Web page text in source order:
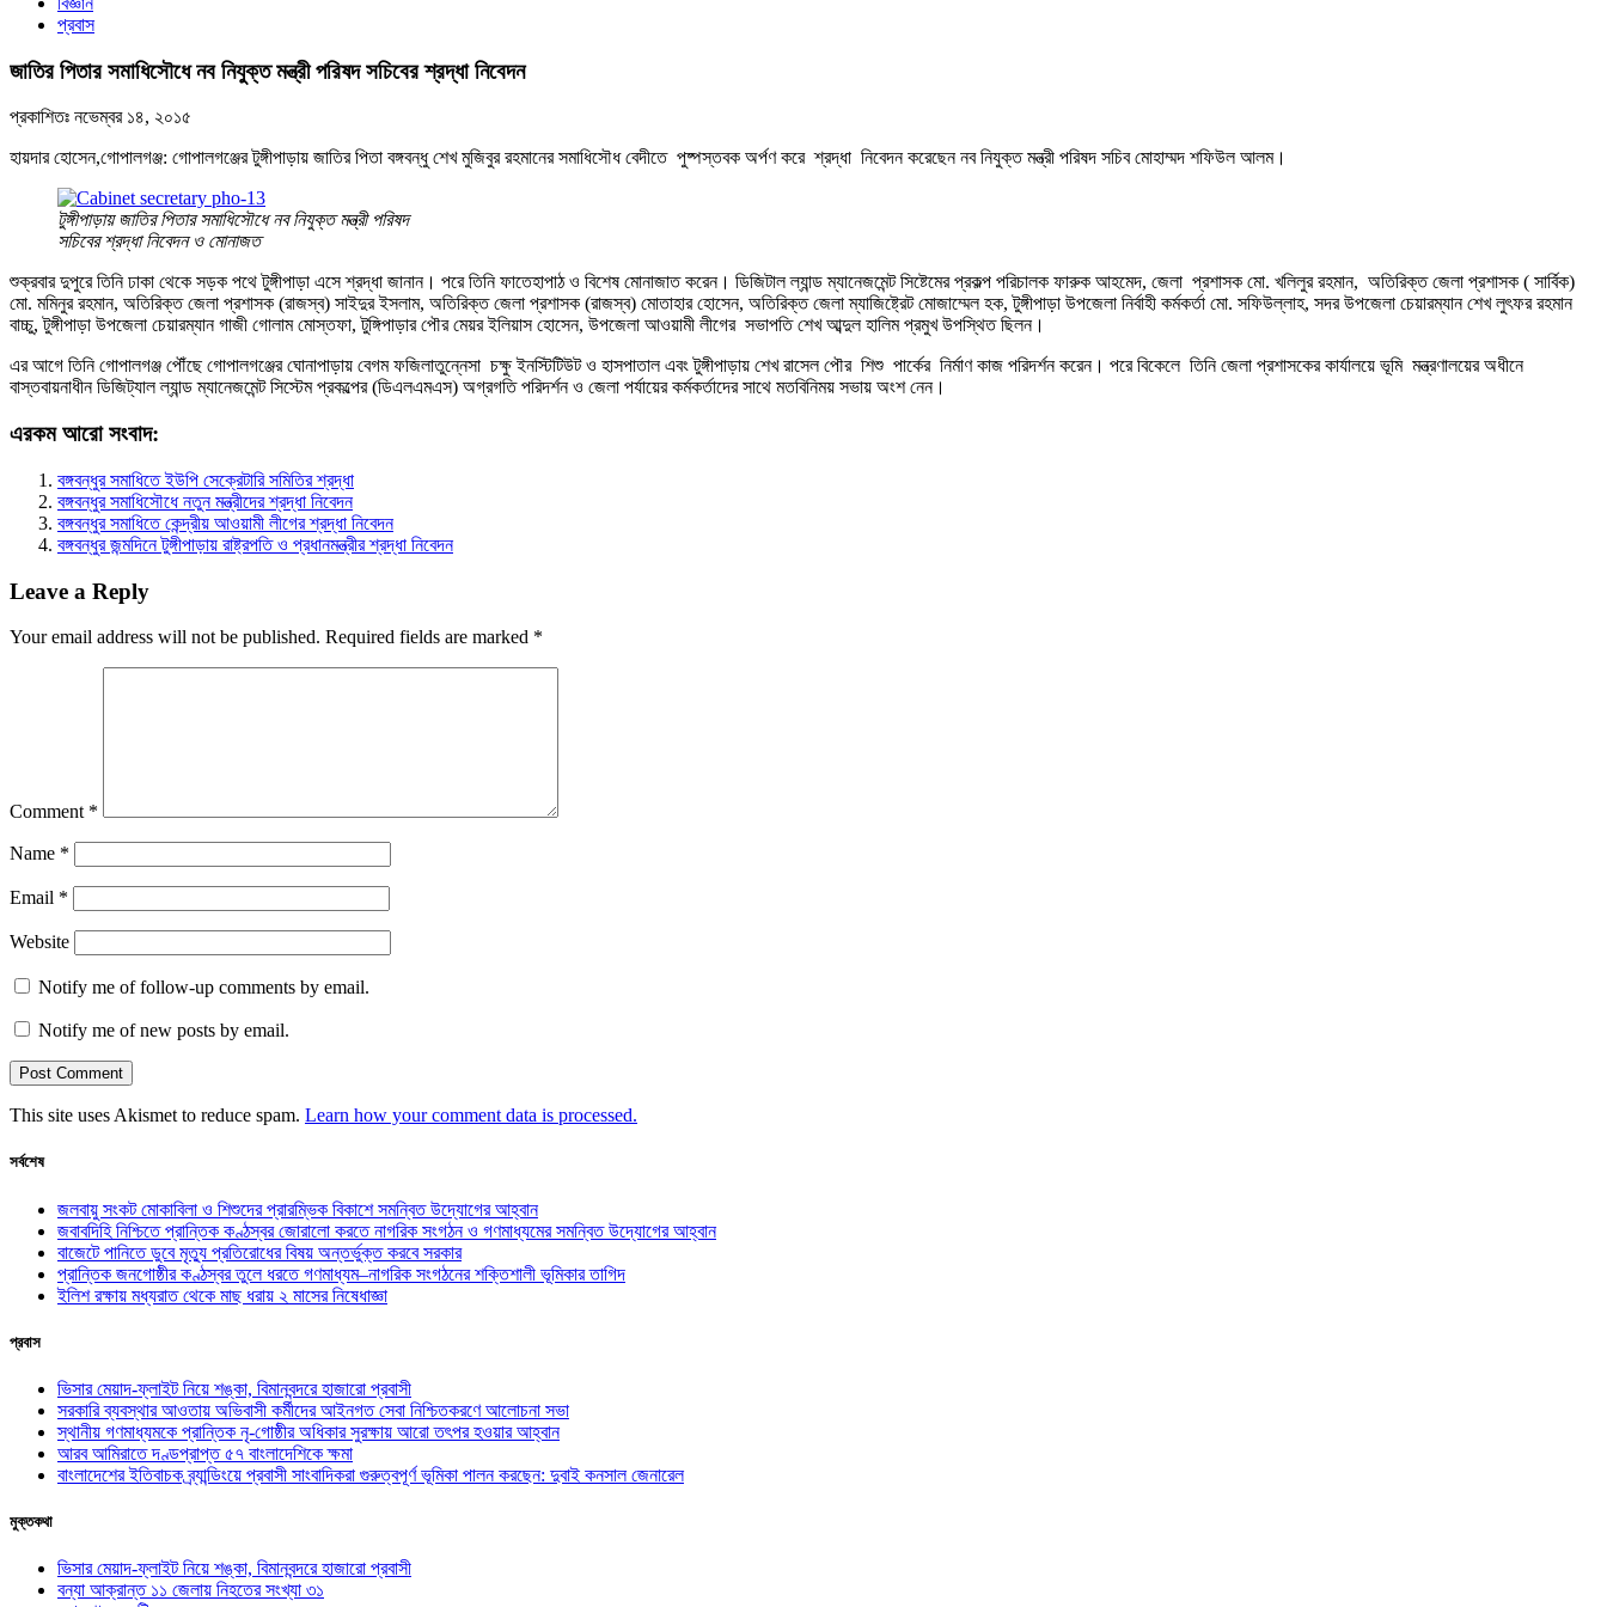
প্রবাস
জাতির পিতার সমাধিসৌধে নব নিযুক্ত মন্ত্রী পরিষদ সচিবের শ্রদ্ধা নিবেদন
প্রকাশিতঃ নভেম্বর ১৪, ২০১৫
হায়দার হোসেন,গোপালগঞ্জ: গোপালগঞ্জের টুঙ্গীপাড়ায় জাতির পিতা বঙ্গবন্ধু শেখ মুজিবুর রহমানের সমাধিসৌধ বেদীতে পুষ্পস্তবক অর্পণ করে শ্রদ্ধা নিবেদন করেছেন নব নিযুক্ত মন্ত্রী পরিষদ সচিব মোহাম্মদ শফিউল আলম।
টুঙ্গীপাড়ায় জাতির পিতার সমাধিসৌধে নব নিযুক্ত মন্ত্রী পরিষদ
সচিবের শ্রদ্ধা নিবেদন ও মোনাজত
শুক্রবার দুপুরে তিনি ঢাকা থেকে সড়ক পথে টুঙ্গীপাড়া এসে শ্রদ্ধা জানান। পরে তিনি ফাতেহাপাঠ ও বিশেষ মোনাজাত করেন। ডিজিটাল ল্যান্ড ম্যানেজমেন্ট সিষ্টেমের প্রকল্প পরিচালক ফারুক আহমেদ, জেলা প্রশাসক মো. খলিলুর রহমান, অতিরিক্ত জেলা প্রশাসক ( সার্বিক)
মো. মমিনুর রহমান, অতিরিক্ত জেলা প্রশাসক (রাজস্ব) সাইদুর ইসলাম, অতিরিক্ত জেলা প্রশাসক (রাজস্ব) মোতাহার হোসেন, অতিরিক্ত জেলা ম্যাজিষ্ট্রেট মোজাম্মেল হক, টুঙ্গীপাড়া উপজেলা নির্বাহী কর্মকর্তা মো. সফিউল্লাহ, সদর উপজেলা চেয়ারম্যান শেখ লুৎফর রহমান
বাচ্চু, টুঙ্গীপাড়া উপজেলা চেয়ারম্যান গাজী গোলাম মোস্তফা, টুঙ্গিপাড়ার পৌর মেয়র ইলিয়াস হোসেন, উপজেলা আওয়ামী লীগের সভাপতি শেখ আব্দুল হালিম প্রমুখ উপস্থিত ছিলন।
এর আগে তিনি গোপালগঞ্জ পৌঁছে গোপালগঞ্জের ঘোনাপাড়ায় বেগম ফজিলাতুন্নেসা চক্ষু ইনস্টিটিউট ও হাসপাতাল এবং টুঙ্গীপাড়ায় শেখ রাসেল পৌর শিশু পার্কের নির্মাণ কাজ পরিদর্শন করেন। পরে বিকেলে তিনি জেলা প্রশাসকের কার্যালয়ে ভূমি মন্ত্রণালয়ের অধীনে
বাস্তবায়নাধীন ডিজিট্যাল ল্যান্ড ম্যানেজমেন্ট সিস্টেম প্রকল্পের (ডিএলএমএস) অগ্রগতি পরিদর্শন ও জেলা পর্যায়ের কর্মকর্তাদের সাথে মতবিনিময় সভায় অংশ নেন।
এরকম আরো সংবাদ:
বঙ্গবন্ধুর সমাধিতে ইউপি সেক্রেটারি সমিতির শ্রদ্ধা
বঙ্গবন্ধুর সমাধিসৌধে নতুন মন্ত্রীদের শ্রদ্ধা নিবেদন
বঙ্গবন্ধুর সমাধিতে কেন্দ্রীয় আওয়ামী লীগের শ্রদ্ধা নিবেদন
বঙ্গবন্ধুর জন্মদিনে টুঙ্গীপাড়ায় রাষ্ট্রপতি ও প্রধানমন্ত্রীর শ্রদ্ধা নিবেদন
Leave a Reply
Your email address will not be published. Required fields are marked *
Comment *
Name *
Email *
Website
Notify me of follow-up comments by email.
Notify me of new posts by email.
This site uses Akismet to reduce spam. Learn how your comment data is processed.
সর্বশেষ
জলবায়ু সংকট মোকাবিলা ও শিশুদের প্রারম্ভিক বিকাশে সমন্বিত উদ্যোগের আহ্বান
জবাবদিহি নিশ্চিতে প্রান্তিক কণ্ঠস্বর জোরালো করতে নাগরিক সংগঠন ও গণমাধ্যমের সমন্বিত উদ্যোগের আহ্বান
বাজেটে পানিতে ডুবে মৃত্যু প্রতিরোধের বিষয় অন্তর্ভুক্ত করবে সরকার
প্রান্তিক জনগোষ্ঠীর কণ্ঠস্বর তুলে ধরতে গণমাধ্যম–নাগরিক সংগঠনের শক্তিশালী ভূমিকার তাগিদ
ইলিশ রক্ষায় মধ্যরাত থেকে মাছ ধরায় ২ মাসের নিষেধাজ্ঞা
প্রবাস
ভিসার মেয়াদ-ফ্লাইট নিয়ে শঙ্কা, বিমানবন্দরে হাজারো প্রবাসী
সরকারি ব্যবস্থার আওতায় অভিবাসী কর্মীদের আইনগত সেবা নিশ্চিতকরণে আলোচনা সভা
স্থানীয় গণমাধ্যমকে প্রান্তিক নৃ-গোষ্ঠীর অধিকার সুরক্ষায় আরো তৎপর হওয়ার আহ্বান
আরব আমিরাতে দণ্ডপ্রাপ্ত ৫৭ বাংলাদেশিকে ক্ষমা
বাংলাদেশের ইতিবাচক ব্র্যান্ডিংয়ে প্রবাসী সাংবাদিকরা গুরুত্বপূর্ণ ভূমিকা পালন করছেন: দুবাই কনসাল জেনারেল
মুক্তকথা
ভিসার মেয়াদ-ফ্লাইট নিয়ে শঙ্কা, বিমানবন্দরে হাজারো প্রবাসী
বন্যা আক্রান্ত ১১ জেলায় নিহতের সংখ্যা ৩১